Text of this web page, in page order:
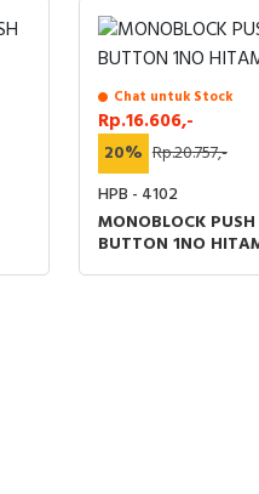
Chat untuk Stock
Rp.16.606,-
20% Rp.20.757,-
HPB - 4102
MONOBLOCK PUSH
BUTTON 1NO